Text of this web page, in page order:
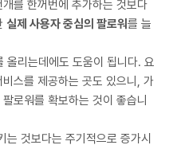
를 한꺼번에 추가하는 것보다
실제 사용자 중심의 팔로워를 늘
올리는데에도 도움이 됩니다. 요
스를 제공하는 곳도 있으니, 가
로워를 확보하는 것이 좋습니
것보다는 주기적으로 증가시